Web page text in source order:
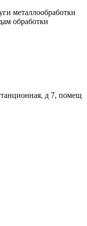
металлообработки
обработки
д 7, помещ